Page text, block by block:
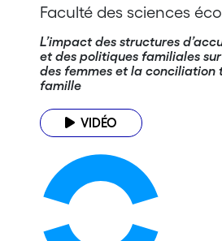
Faculté des sciences
L’impact des structures
et des politiques familiales
des femmes et la conciliation
famille
VIDÉO